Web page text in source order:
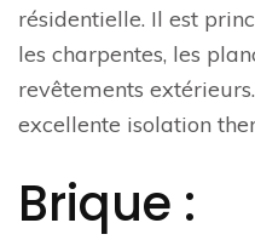
résidentielle. Il est
les charpentes, les
revêtements
excellente isolation
Brique :